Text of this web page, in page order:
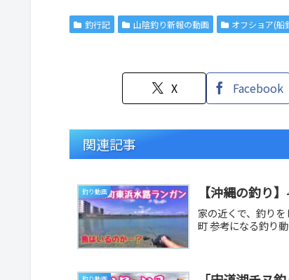
釣行記 山陰釣り新報の動画 オフショア(船
X Facebook
関連記事
釣り動画 【沖縄の釣り
家の近くで、釣り
町 参考になる釣り